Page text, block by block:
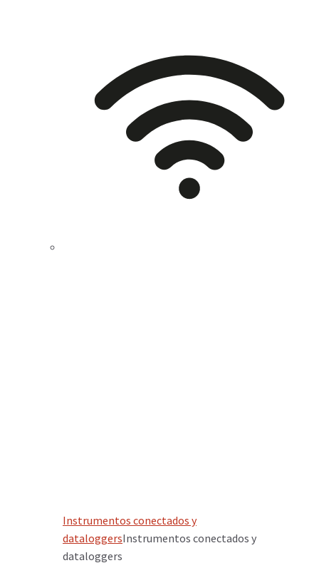
Instrumentos conectados y
dataloggersInstrumentos conectados y
dataloggers